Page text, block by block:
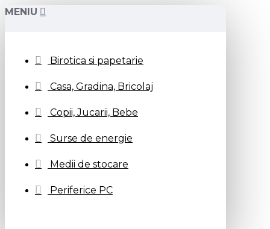
MENIU
Birotica si papetarie
Casa, Gradina, Bricolaj
Copii, Jucarii, Bebe
Surse de energie
Medii de stocare
Periferice PC